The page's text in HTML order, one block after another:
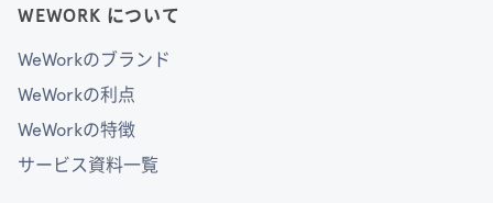
WEWORK について
WeWorkのブランド
WeWorkの利点
WeWorkの特徴
サービス資料一覧